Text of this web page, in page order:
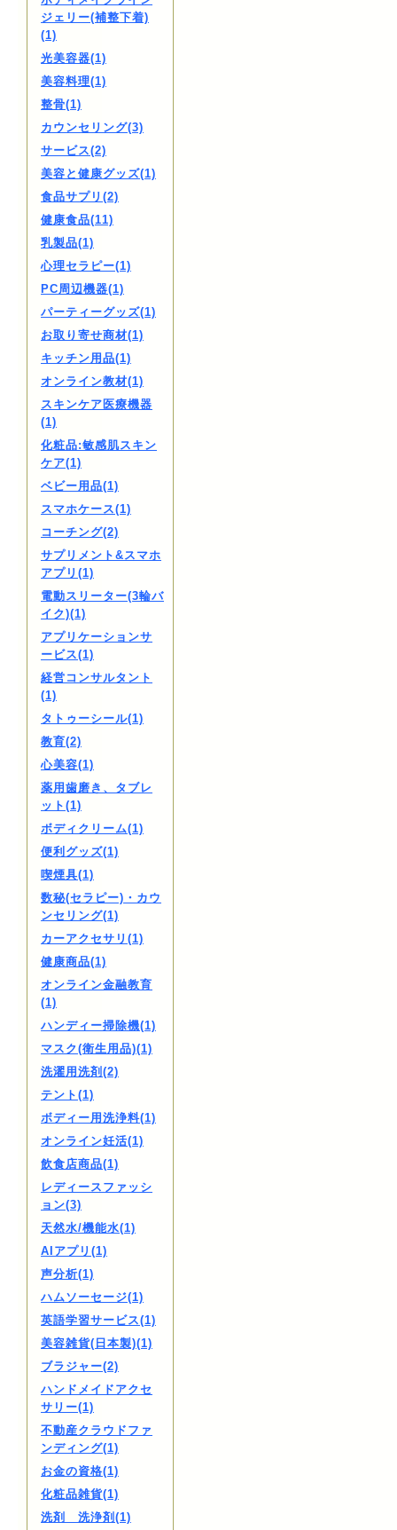
ジェリー(補整下着)
(1)
光美容器(1)
美容料理(1)
整骨(1)
カウンセリング(3)
サービス(2)
美容と健康グッズ(1)
食品サプリ(2)
健康食品(11)
乳製品(1)
心理セラピー(1)
PC周辺機器(1)
パーティーグッズ(1)
お取り寄せ商材(1)
キッチン用品(1)
オンライン教材(1)
スキンケア医療機器
(1)
化粧品:敏感肌スキン
ケア(1)
ベビー用品(1)
スマホケース(1)
コーチング(2)
サプリメント&スマホ
アプリ(1)
電動スリーター(3輪バ
イク)(1)
アプリケーションサ
ービス(1)
経営コンサルタント
(1)
タトゥーシール(1)
教育(2)
心美容(1)
薬用歯磨き、タブレ
ット(1)
ボディクリーム(1)
便利グッズ(1)
喫煙具(1)
数秘(セラピー)・カウ
ンセリング(1)
カーアクセサリ(1)
健康商品(1)
オンライン金融教育
(1)
ハンディー掃除機(1)
マスク(衛生用品)(1)
洗濯用洗剤(2)
テント(1)
ボディー用洗浄料(1)
オンライン妊活(1)
飲食店商品(1)
レディースファッシ
ョン(3)
天然水/機能水(1)
AIアプリ(1)
声分析(1)
ハムソーセージ(1)
英語学習サービス(1)
美容雑貨(日本製)(1)
ブラジャー(2)
ハンドメイドアクセ
サリー(1)
不動産クラウドファ
ンディング(1)
お金の資格(1)
化粧品雑貨(1)
洗剤 洗浄剤(1)